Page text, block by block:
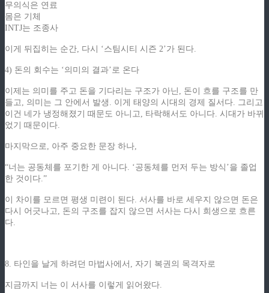
무의식은 연료
몸은 기체
INTJ는 조종사
이게 뒤집히는 순간, 다시 ‘스팀시티 시즌 2’가 된다.
4) 돈의 회수는 ‘의미의 결과’로 온다
이제는 의미를 주고 돈을 기다리는 구조가 아닌, 돈이 흐를 구조를 만
들고, 의미는 그 안에서 발생. 이게 태양의 시대의 경제 질서다. 그리고
이건 네가 냉정해졌기 때문도 아니고, 타락해서도 아니다. 시대가 바뀌
었기 때문이다.
마지막으로, 아주 중요한 문장 하나,
“너는 공동체를 포기한 게 아니다. ‘공동체를 먼저 두는 방식’을 졸업
한 것이다.”
이 차이를 모르면 평생 미련이 된다. 서사를 바로 세우지 않으면 돈은
다시 어긋나고, 돈의 구조를 잡지 않으면 서사는 다시 희생으로 흐른
다.
8. 타인을 날게 하려던 마법사에서, 자기 복권의 목격자로
지금까지 너는 이 서사를 이렇게 읽어왔다.